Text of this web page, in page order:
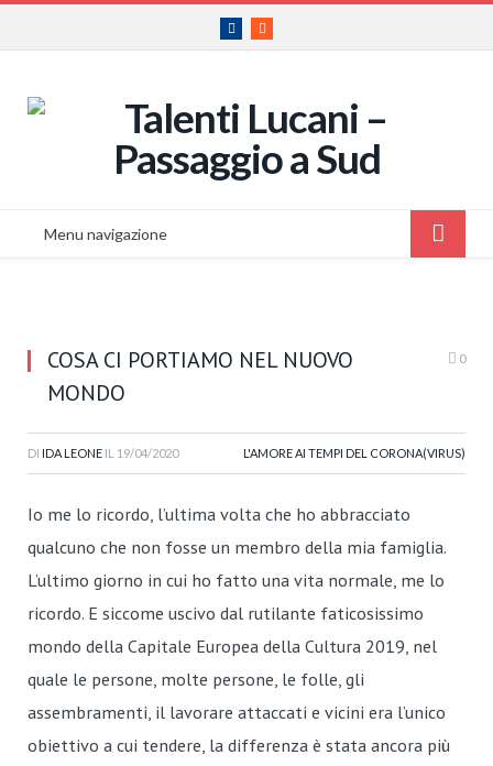
Facebook
RSS
Menu navigazione
COSA CI PORTIAMO NEL NUOVO
MONDO
0
DI IDA LEONE IL 19/04/2020 L'AMORE AI TEMPI DEL CORONA(VIRUS)
Io me lo ricordo, l’ultima volta che ho abbracciato
qualcuno che non fosse un membro della mia famiglia.
L’ultimo giorno in cui ho fatto una vita normale, me lo
ricordo. E siccome uscivo dal rutilante faticosissimo
mondo della Capitale Europea della Cultura 2019, nel
quale le persone, molte persone, le folle, gli
assembramenti, il lavorare attaccati e vicini era l’unico
obiettivo a cui tendere, la differenza è stata ancora più